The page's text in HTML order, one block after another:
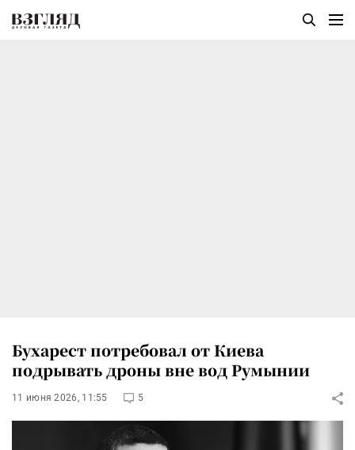
Бухарест потребовал от Киева
подрывать дроны вне вод Румынии
11 июня 2026, 11:55 5